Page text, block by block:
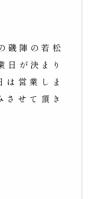
磯陣の若松
日が決まり
営業しま
せて頂き